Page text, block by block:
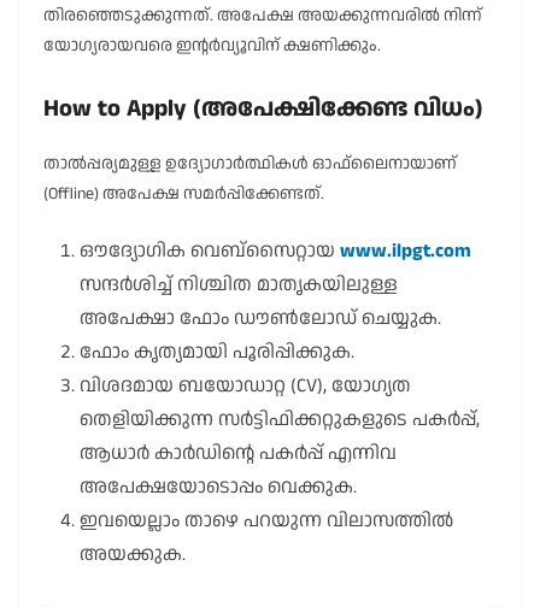
തിരഞ്ഞെടുക്കുന്നത്. അപേക്ഷ അയക്കുന്നവരിൽ നിന്ന്
യോഗ്യരായവരെ ഇന്റർവ്യൂവിന് ക്ഷണിക്കും.
How to Apply (അപേക്ഷിക്കേണ്ട വിധം)
താൽപ്പര്യമുള്ള ഉദ്യോഗാർത്ഥികൾ ഓഫ്‌ലൈനായാണ്
(Offline) അപേക്ഷ സമർപ്പിക്കേണ്ടത്.
ഔദ്യോഗിക വെബ്സൈറ്റായ www.ilpgt.com
സന്ദർശിച്ച് നിശ്ചിത മാതൃകയിലുള്ള
അപേക്ഷാ ഫോം ഡൗൺലോഡ് ചെയ്യുക.
ഫോം കൃത്യമായി പൂരിപ്പിക്കുക.
വിശദമായ ബയോഡാറ്റ (CV), യോഗ്യത
തെളിയിക്കുന്ന സർട്ടിഫിക്കറ്റുകളുടെ പകർപ്പ്,
ആധാർ കാർഡിന്റെ പകർപ്പ് എന്നിവ
അപേക്ഷയോടൊപ്പം വെക്കുക.
ഇവയെല്ലാം താഴെ പറയുന്ന വിലാസത്തിൽ
അയക്കുക.